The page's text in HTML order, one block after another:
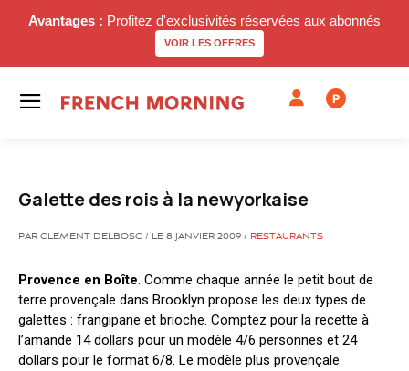
Avantages : Profitez d'exclusivités réservées aux abonnés
VOIR LES OFFRES
P
Galette des rois à la newyorkaise
PAR CLEMENT DELBOSC / LE 8 JANVIER 2009 / RESTAURANTS
Provence en Boîte. Comme chaque année le petit bout de
terre provençale dans Brooklyn propose les deux types de
galettes : frangipane et brioche. Comptez pour la recette à
l’amande 14 dollars pour un modèle 4/6 personnes et 24
dollars pour le format 6/8. Le modèle plus provençale